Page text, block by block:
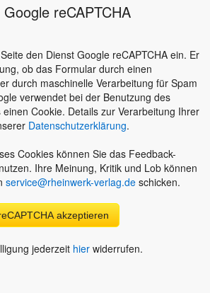
reCAPTCHA
den Dienst Google reCAPTCHA ein. Er
ob das Formular durch einen
durch maschinelle Verarbeitung für Spam
verwendet bei der Benutzung des
einen Cookie. Details zur Verarbeitung Ihrer
Datenschutzerklärung.
Cookies können Sie das Feedback-
Ihre Meinung, Kritik und Lob können
service@rheinwerk-verlag.de schicken.
akzeptieren
jederzeit hier widerrufen.